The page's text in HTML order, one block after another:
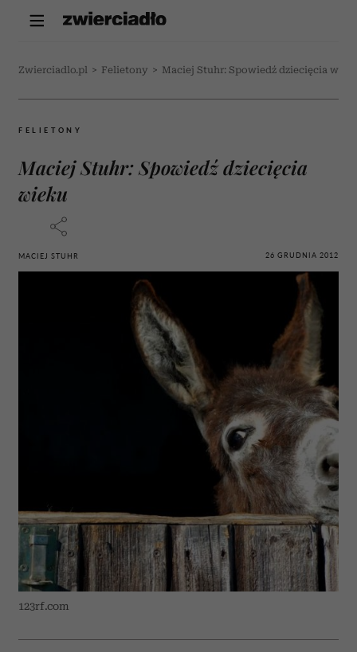
Zwierciadlo.pl > Felietony > Maciej Stuhr: Spowiedź dziecięcia
FELIETONY
Maciej Stuhr: Spowiedź dziecięcia
wieku
MACIEJ STUHR 26 GRUDNIA 2012
123rf.com